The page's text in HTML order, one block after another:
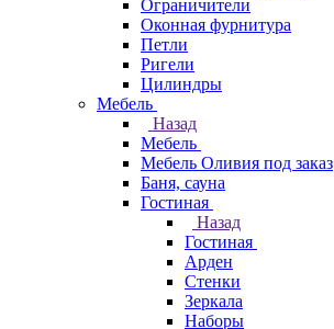
Ограничители
Оконная фурнитура
Петли
Ригели
Цилиндры
Мебель
Назад
Мебель
Мебель Оливия под заказ
Баня, сауна
Гостиная
Назад
Гостиная
Арден
Стенки
Зеркала
Наборы